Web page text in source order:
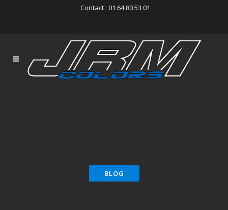
Contact : 01 64 80 53 01